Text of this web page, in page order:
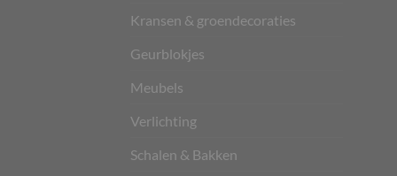
Kransen & groendecoraties
Geurblokjes
Meubels
Verlichting
Schalen & Bakken